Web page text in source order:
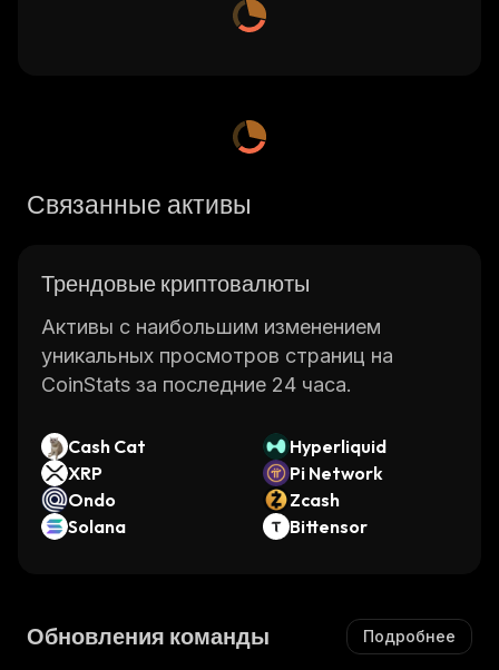
Связанные активы
Трендовые криптовалюты
Активы с наибольшим изменением
уникальных просмотров страниц на
CoinStats за последние 24 часа.
Cash Cat
Hyperliquid
XRP
Pi Network
Ondo
Zcash
Solana
Bittensor
Обновления команды Подробнее